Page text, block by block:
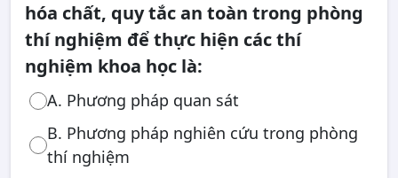
hóa chất, quy tắc an toàn trong phòng
thí nghiệm để thực hiện các thí
nghiệm khoa học là:
A. Phương pháp quan sát
B. Phương pháp nghiên cứu trong phòng
thí nghiệm